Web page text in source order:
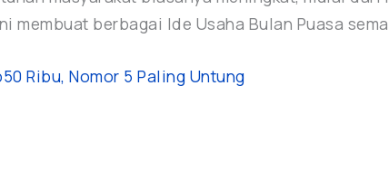
membuat berbagai Ide Usaha Bulan Puasa
Ribu, Nomor 5 Paling Untung